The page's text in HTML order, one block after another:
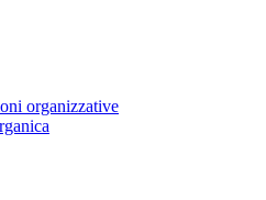
organizzative